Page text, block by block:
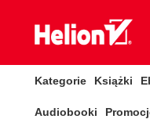
Kategorie Książki
Audiobooki